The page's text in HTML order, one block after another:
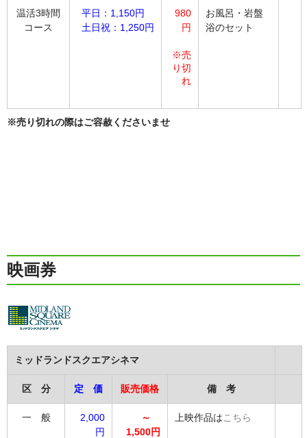
温活3時間
コース
平日：1,150円
土日祝：1,250円
980
円
※売
り切
れ
お風呂・岩盤
浴のセット
※売り切れの際はご容赦くださいませ
映画券
ミッドランドスクエアシネマ
区 分 定 価 販売価格 備 考
一 般
2,000
円
～
1,500円
上映作品は こちら